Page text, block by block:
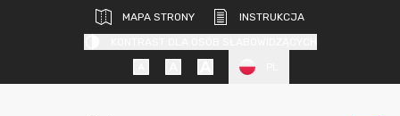
MAPA STRONY
INSTRUKCJA